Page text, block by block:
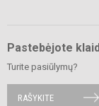
Pastebėjote
Turite pasiūlymų?
RAŠYKITE